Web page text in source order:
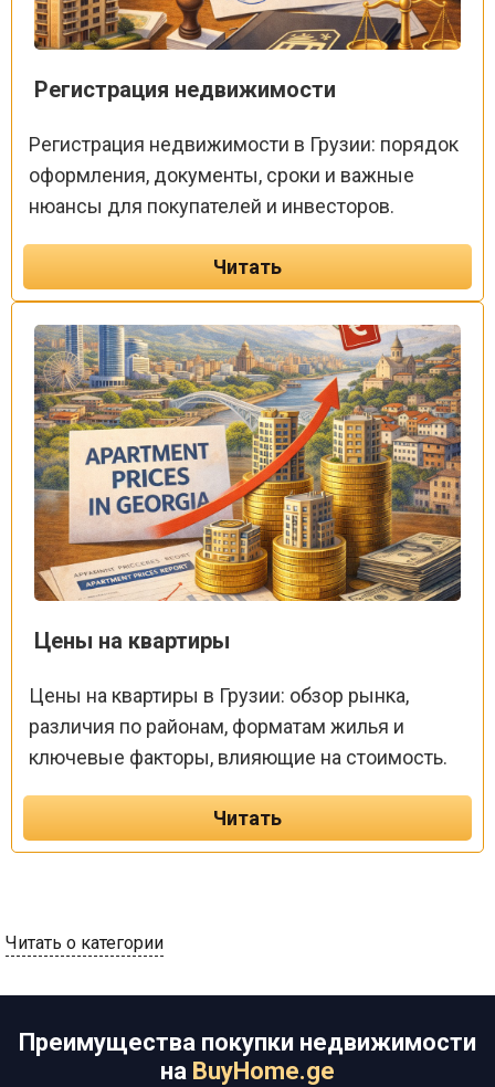
Регистрация недвижимости
Регистрация недвижимости в Грузии: порядок
оформления, документы, сроки и важные
нюансы для покупателей и инвесторов.
Читать
Цены на квартиры
Цены на квартиры в Грузии: обзор рынка,
различия по районам, форматам жилья и
ключевые факторы, влияющие на стоимость.
Читать
Читать о категории
Преимущества покупки недвижимости
на BuyHome.ge